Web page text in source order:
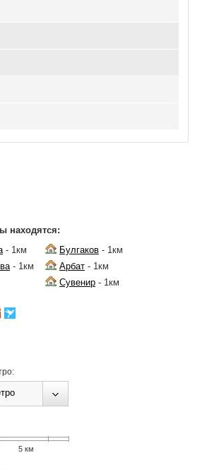
находятся:
- 1км Булгаков - 1км
- 1км Арбат - 1км
Сувенир - 1км
5 км